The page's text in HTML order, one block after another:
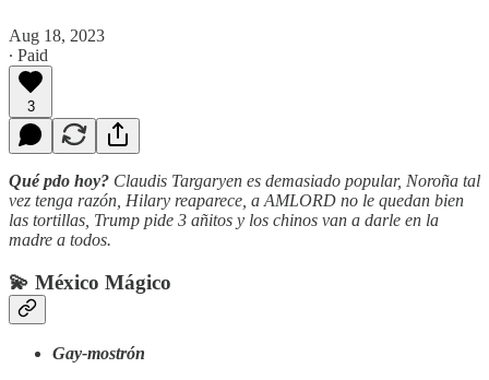
Aug 18, 2023
∙ Paid
3
Qué pdo hoy? Claudis Targaryen es demasiado popular, Noroña tal
vez tenga razón, Hilary reaparece, a AMLORD no le quedan bien
las tortillas, Trump pide 3 añitos y los chinos van a darle en la
madre a todos.
💫 México Mágico
Gay-mostrón